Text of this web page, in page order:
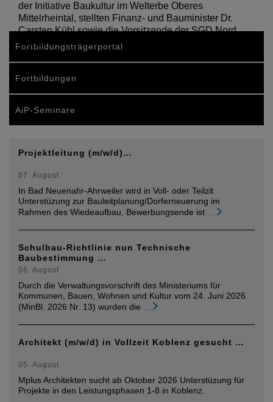
der Initiative Baukultur im Welterbe Oberes
Mittelrheintal, stellten Finanz- und Bauminister Dr.
Carsten Kühl sowie die Vorsitzende der SGD Nord
und…
Fortbildungsträgerportal
Fortbildungen
AiP-Seminare
Projektleitung (m/w/d)…
07. August
In Bad Neuenahr-Ahrweiler wird in Voll- oder Teilzit
Unterstüzung zur Bauleitplanung/Dorferneuerung im
Rahmen des Wiedeaufbau, Bewerbungsende ist
Schulbau-Richtlinie nun Technische
Baubestimmung …
06. August
Durch die Verwaltungsvorschrift des Ministeriums für
Kommunen, Bauen, Wohnen und Kultur vom 24. Juni 2026
(MinBl. 2026 Nr. 13) wurden die
Architekt (m/w/d) in Vollzeit Koblenz gesucht …
05. August
Mplus Architekten sucht ab Oktober 2026 Unterstüzung für
Projekte in den Leistungsphasen 1-8 in Koblenz.